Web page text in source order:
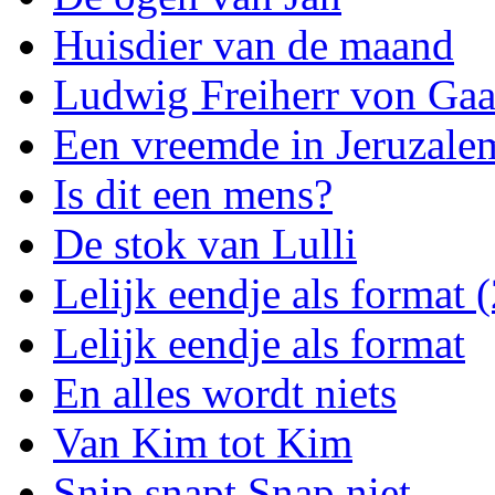
Huisdier van de maand
Ludwig Freiherr von
Een vreemde in
Is dit een mens?
De stok van Lulli
Lelijk eendje als format
Lelijk eendje als format
En alles wordt niets
Van Kim tot Kim